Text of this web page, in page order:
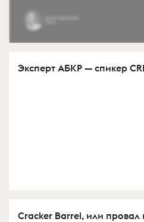
Эксперт АБКР — спикер
Cracker Barrel, или провал